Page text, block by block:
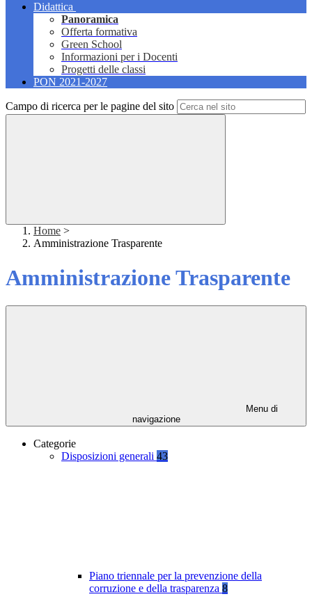
Didattica
Panoramica
Offerta formativa
Green School
Informazioni per i Docenti
Progetti delle classi
PON 2021-2027
Campo di ricerca per le pagine del sito
Home >
Amministrazione Trasparente
Amministrazione Trasparente
Menu di
navigazione
Categorie
Disposizioni generali 43
Piano triennale per la prevenzione della
corruzione e della trasparenza 8